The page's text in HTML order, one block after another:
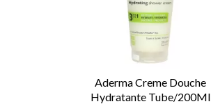
Aderma Creme Douche
Hydratante Tube/200Ml